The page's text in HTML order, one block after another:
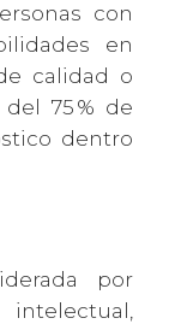
con
en
calidad o
75 % de
dentro
por
intelectual,